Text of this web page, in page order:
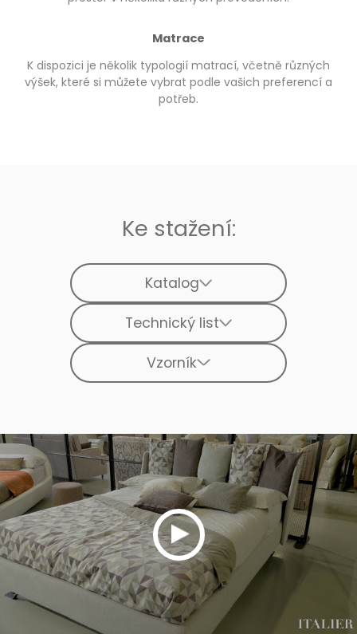
Matrace
K dispozici je několik typologií matrací, včetně různých
výšek, které si můžete vybrat podle vašich preferencí a
potřeb.
Ke stažení:
Katalog
Technický list
Vzorník